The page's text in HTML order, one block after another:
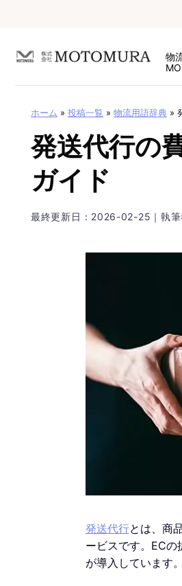
物
ホーム » 投稿一覧 » 物流用語辞典 »
発送代行の
ガイド
最終更新日： 2026-02-25 ｜執
発送代行とは、商
ービスです。EC
が導入しています。